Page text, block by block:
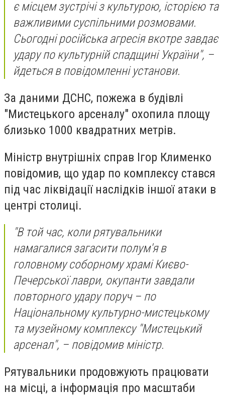
є місцем зустрічі з культурою, історією та
важливими суспільними розмовами.
Сьогодні російська агресія вкотре завдає
удару по культурній спадщині України", –
йдеться в повідомленні установи.
За даними ДСНС, пожежа в будівлі
"Мистецького арсеналу" охопила площу
близько 1000 квадратних метрів.
Міністр внутрішніх справ Ігор Клименко
повідомив, що удар по комплексу стався
під час ліквідації наслідків іншої атаки в
центрі столиці.
"В той час, коли рятувальники
намагалися загасити полум'я в
головному соборному храмі Києво-
Печерської лаври, окупанти завдали
повторного удару поруч – по
Національному культурно-мистецькому
та музейному комплексу "Мистецький
арсенал", – повідомив міністр.
Рятувальники продовжують працювати
на місці, а інформація про масштаби